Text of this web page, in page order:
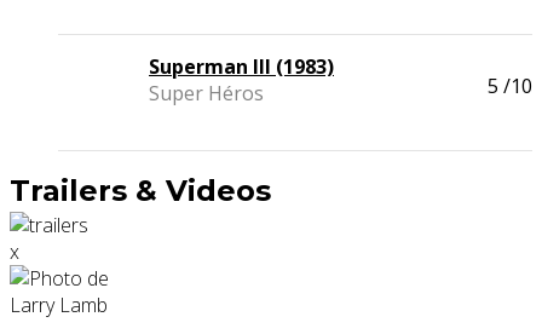
Superman III (1983)
Super Héros
5 /10
Trailers & Videos
x